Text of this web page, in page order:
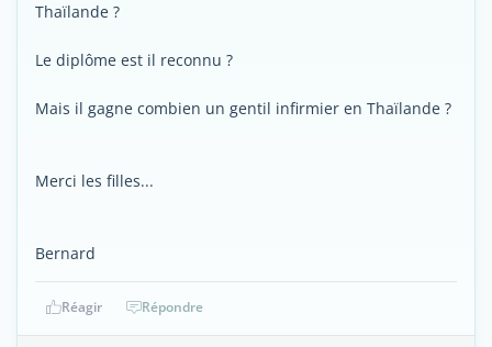
Thaïlande ?
Le diplôme est il reconnu ?
Mais il gagne combien un gentil infirmier en Thaïlande ?
Merci les filles...
Bernard
Réagir Répondre